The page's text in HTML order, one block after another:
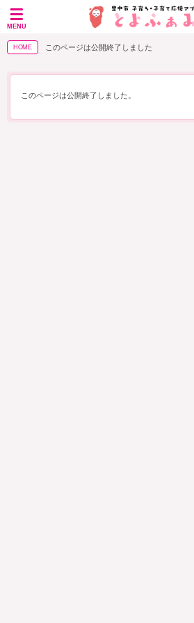
MENU
HOME このページは公開終了しました
このページは公開終了しました。